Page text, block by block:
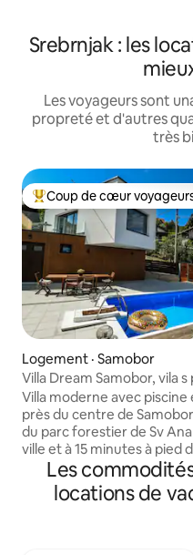
Srebrnjak : les
Les voyageurs sont
propreté et d'autres
très
Coup de cœur voyageurs
Coup de cœur
Logement · Samobor
Villa Dream Samobor, vila
bazenom
Villa moderne avec
près du centre de
du parc forestier de Sv
ville et à 15 minutes à pied
centrale du roi Tomislav.
équipée de manière
wifi, deux téléviseurs, une
Les
locations de